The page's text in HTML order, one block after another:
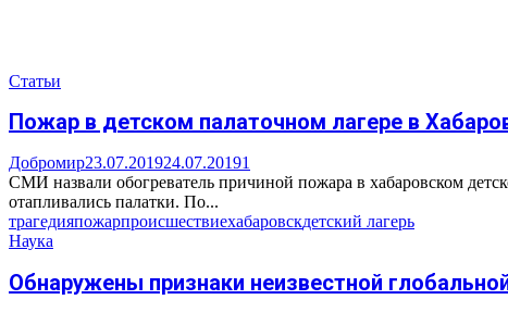
Статьи
Пожар в детском палаточном лагере в
Добромир23.07.201924.07.20191
СМИ назвали обогреватель причиной пожара в хабаровском
отапливались палатки. По...
трагедияпожарпроисшествиехабаровскдетский лагерь
Наука
Обнаружены признаки неизвестной